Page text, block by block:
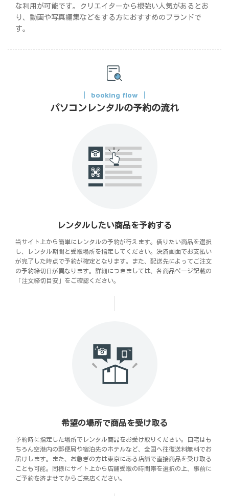
な利用が可能です。クリエイターから根強い人気があるとお
り、動画や写真編集などをする方におすすめのブランドで
す。
booking flow
パソコンレンタルの予約の流れ
レンタルしたい商品を予約する
当サイト上から簡単にレンタルの予約が行えます。借りたい商品を選択
し、レンタル期間と受取場所を指定してください。決済画面でお支払い
が完了した時点で予約が確定となります。また、配送先によってご注文
の予約締切日が異なります。詳細につきましては、各商品ページ記載の
「注文締切目安」をご確認ください。
希望の場所で商品を受け取る
予約時に指定した場所でレンタル商品をお受け取りください。自宅はも
ちろん空港内の郵便局や宿泊先のホテルなど、全国へ往復送料無料でお
届けします。また、お急ぎの方は東京にある店舗で直接商品を受け取る
ことも可能。同様にサイト上から店舗受取の時間帯を選択の上、事前に
ご予約を済ませてからご来店ください。